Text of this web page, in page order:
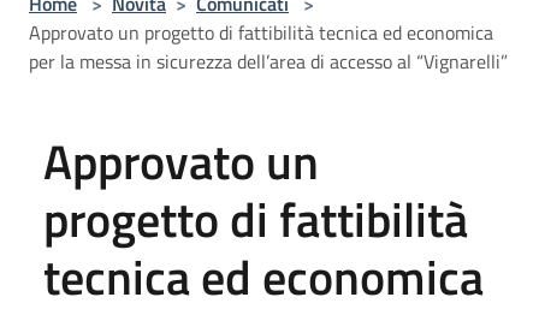
Approvato un progetto di fattibilità tecnica ed economica
per la messa in sicurezza dell’area di accesso al “Vignarelli”
Approvato un
progetto di fattibilità
tecnica ed economica